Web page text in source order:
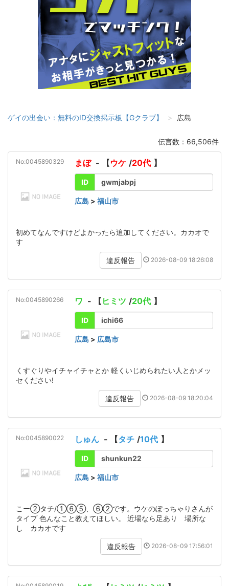
ゲイの出会い：無料のID交換掲示板【Gクラブ】 広島
伝言数：66,506件
No:0045890329 まぼ - 【ウケ /20代 】
ID gwmjabpj
広島 > 福山市
初めてなんですけどよかったら追加してください。カカオで
す
違反報告 2026-08-09 18:26:08
No:0045890266 ワ - 【 ヒミツ /20代 】
ID ichi66
広島 > 広島市
くすぐりやイチャイチャとか 軽くいじめられたい人とかメッ
セください!
違反報告 2026-08-09 18:20:04
No:0045890022 しゅん - 【タチ /10代 】
ID shunkun22
広島 > 福山市
こー②タチ/①⑥⑤、⑥②です。ウケのぽっちゃりさんが
タイプ 色んなこと教えてほしい。 近場なら足あり 場所な
し カカオです
違反報告 2026-08-09 17:56:01